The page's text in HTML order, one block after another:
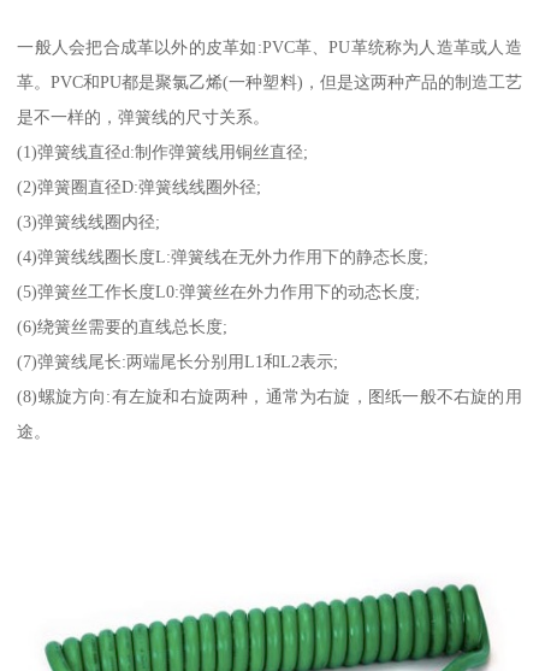
一般人会把合成革以外的皮革如:PVC革、PU革统称为人造革或人造
革。PVC和PU都是聚氯乙烯(一种塑料)，但是这两种产品的制造工艺
是不一样的，弹簧线的尺寸关系。
(1)弹簧线直径d:制作弹簧线用铜丝直径;
(2)弹簧圈直径D:弹簧线线圈外径;
(3)弹簧线线圈内径;
(4)弹簧线线圈长度L:弹簧线在无外力作用下的静态长度;
(5)弹簧丝工作长度L0:弹簧丝在外力作用下的动态长度;
(6)绕簧丝需要的直线总长度;
(7)弹簧线尾长:两端尾长分别用L1和L2表示;
(8)螺旋方向:有左旋和右旋两种，通常为右旋，图纸一般不右旋的用
途。